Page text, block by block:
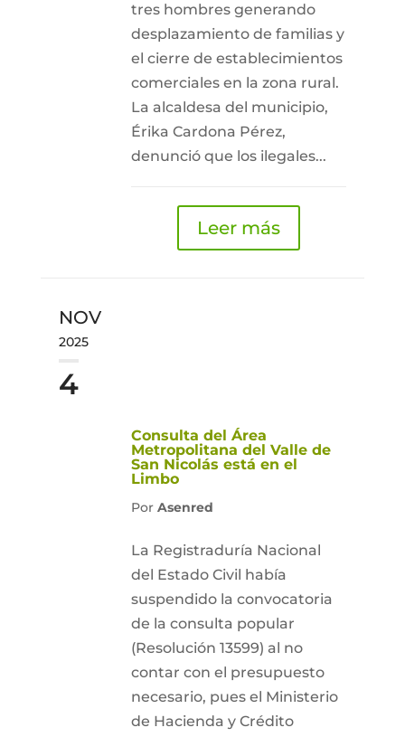
tres hombres generando
desplazamiento de familias y
el cierre de establecimientos
comerciales en la zona rural.
La alcaldesa del municipio,
Érika Cardona Pérez,
denunció que los ilegales...
Leer más
NOV
2025
4
Consulta del Área
Metropolitana del Valle de
San Nicolás está en el
Limbo
Por Asenred
La Registraduría Nacional
del Estado Civil había
suspendido la convocatoria
de la consulta popular
(Resolución 13599) al no
contar con el presupuesto
necesario, pues el Ministerio
de Hacienda y Crédito